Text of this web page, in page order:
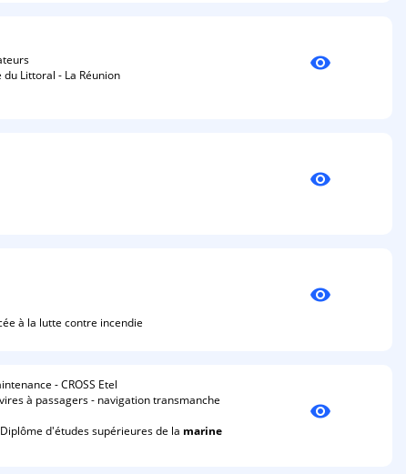
Littoral - La Réunion
visibility
visibility
à la lutte contre incendie
visibility
- CROSS Etel
à passagers - navigation transmanche
d'études supérieures de la marine
visibility